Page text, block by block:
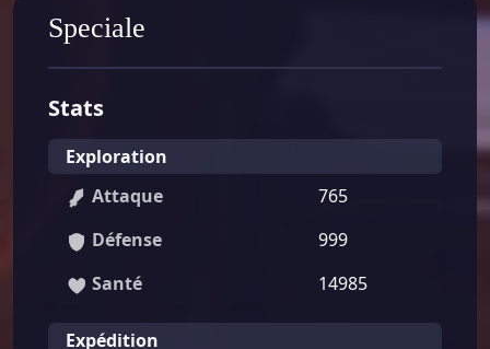
Speciale
Stats
Exploration
Attaque
765
Défense
999
Santé
14985
Expédition